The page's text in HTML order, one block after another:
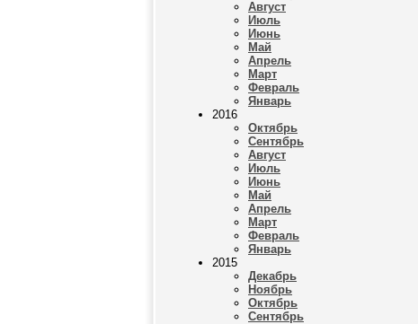
Август
Июль
Июнь
Май
Апрель
Март
Февраль
Январь
2016
Октябрь
Сентябрь
Август
Июль
Июнь
Май
Апрель
Март
Февраль
Январь
2015
Декабрь
Ноябрь
Октябрь
Сентябрь